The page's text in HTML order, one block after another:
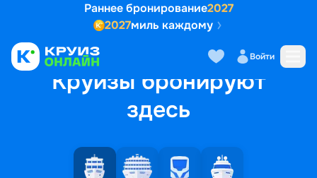
Раннее бронирование2027
2027миль каждому
Войти
Круизы бронируют
здесь